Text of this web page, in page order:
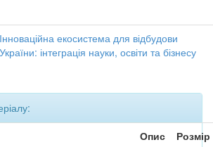
Інноваційна екосистема для відбудови
України: інтеграція науки, освіти та бізнесу
Опис
Розмір